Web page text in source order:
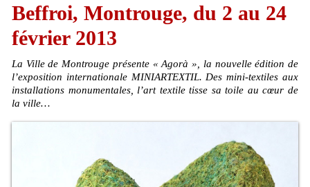
Beffroi, Montrouge, du 2 au 24
février 2013
La Ville de Montrouge présente « Agorà », la nouvelle édition de
l’exposition internationale MINIARTEXTIL. Des mini-textiles aux
installations monumentales, l’art textile tisse sa toile au cœur de
la ville…